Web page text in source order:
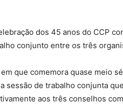
dos 45 anos do CCP
conjunto entre os três
que comemora quase meio
sessão de trabalho conjunta
aos três conselhos